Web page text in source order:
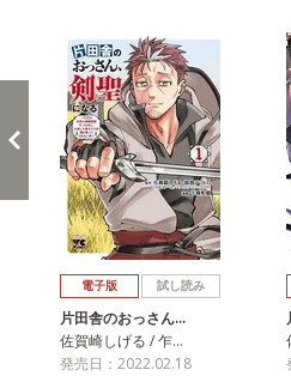
電子版 試し読み
片田舎のおっさん…
佐賀崎しげる / 乍…
発売日：2022.02.18